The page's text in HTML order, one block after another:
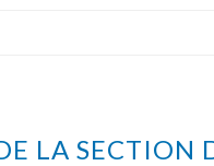
LA SECTION